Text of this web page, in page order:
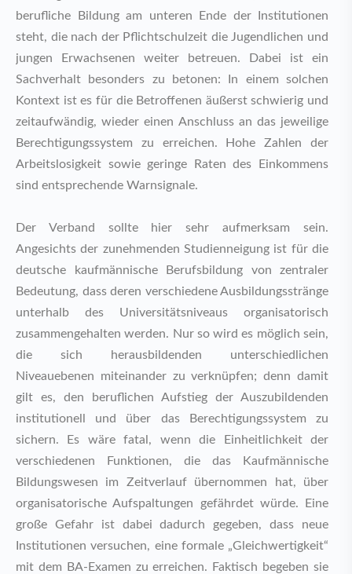
berufliche Bildung am unteren Ende der Institutionen
steht, die nach der Pflichtschulzeit die Jugendlichen und
jungen Erwachsenen weiter betreuen. Dabei ist ein
Sachverhalt besonders zu betonen: In einem solchen
Kontext ist es für die Betroffenen äußerst schwierig und
zeitaufwändig, wieder einen Anschluss an das jeweilige
Berechtigungssystem zu erreichen. Hohe Zahlen der
Arbeitslosigkeit sowie geringe Raten des Einkommens
sind entsprechende Warnsignale.
Der Verband sollte hier sehr aufmerksam sein.
Angesichts der zunehmenden Studienneigung ist für die
deutsche kaufmännische Berufsbildung von zentraler
Bedeutung, dass deren verschiedene Ausbildungsstränge
unterhalb des Universitätsniveaus organisatorisch
zusammengehalten werden. Nur so wird es möglich sein,
die sich herausbildenden unterschiedlichen
Niveauebenen miteinander zu verknüpfen; denn damit
gilt es, den beruflichen Aufstieg der Auszubildenden
institutionell und über das Berechtigungssystem zu
sichern. Es wäre fatal, wenn die Einheitlichkeit der
verschiedenen Funktionen, die das Kaufmännische
Bildungswesen im Zeitverlauf übernommen hat, über
organisatorische Aufspaltungen gefährdet würde. Eine
große Gefahr ist dabei dadurch gegeben, dass neue
Institutionen versuchen, eine formale „Gleichwertigkeit“
mit dem BA-Examen zu erreichen. Faktisch begeben sie